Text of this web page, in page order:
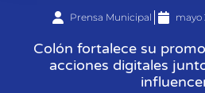
Prensa Municipal mayo
Colón fortalece su
acciones digitales